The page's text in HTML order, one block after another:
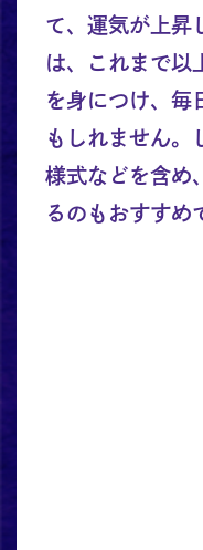
て、運気が上昇
は、これまで以
を身につけ、毎
もしれません。
様式などを含め
るのもおすすめ